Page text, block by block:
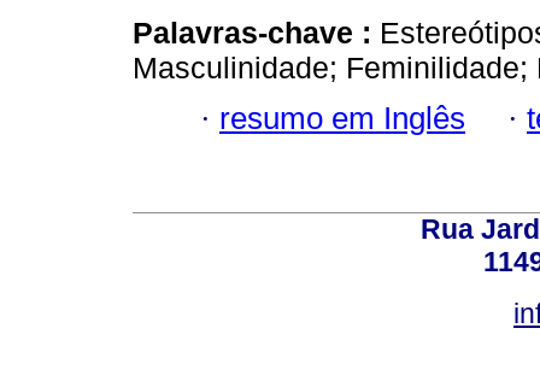
Palavras-chave :
Masculinidade; Feminilidade;
· resumo em Inglês ·
Rua